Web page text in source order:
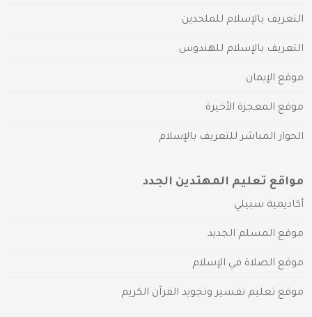
التعريف بالإسلام للملحدين
التعريف بالإسلام للهندوس
موقع الإيمان
موقع المعجزة الأخيرة
الحوار المباشر للتعريف بالإسلام
مواقع تعليم المهتدين الجدد
أكاديمية سبيلي
موقع المسلم الجديد
موقع الصلاة في الإسلام
موقع تعليم تفسير وتجويد القرآن الكريم